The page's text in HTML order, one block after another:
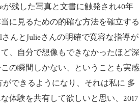
が残した写真と文書に触発され40年
に見るための的確な方法を確立する
んとJulieさんの明確で寛容な指導が
、自分で想像もできなかったほど深
の瞬間しかない、ということも実感
できるようになり、それは私に 多
体験を共有して欲しいと思い、2017